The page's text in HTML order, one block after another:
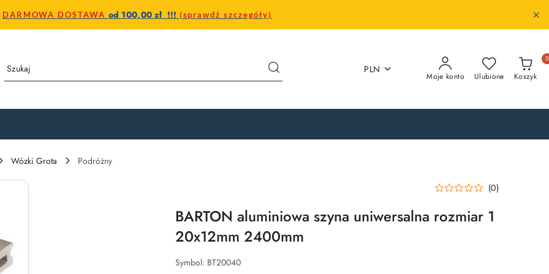
DARMOWA DOSTAWA od 100,00 zł !!! (sprawdź szczegóły)
PLN
Moje konto Ulubione Koszyk
0
Wózki Grota Podróżny
(0)
BARTON aluminiowa szyna uniwersalna rozmiar 1
20x12mm 2400mm
Symbol: BT20040